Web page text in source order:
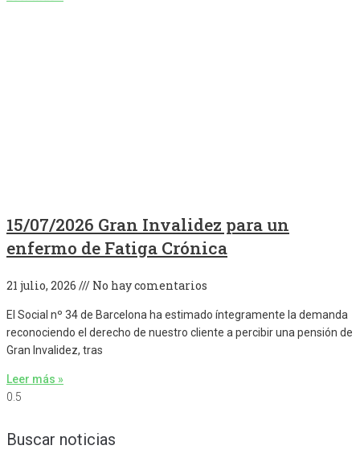
15/07/2026 Gran Invalidez para un
enfermo de Fatiga Crónica
21 julio, 2026 No hay comentarios
El Social nº 34 de Barcelona ha estimado íntegramente la demanda
reconociendo el derecho de nuestro cliente a percibir una pensión de
Gran Invalidez, tras
Leer más »
Buscar noticias